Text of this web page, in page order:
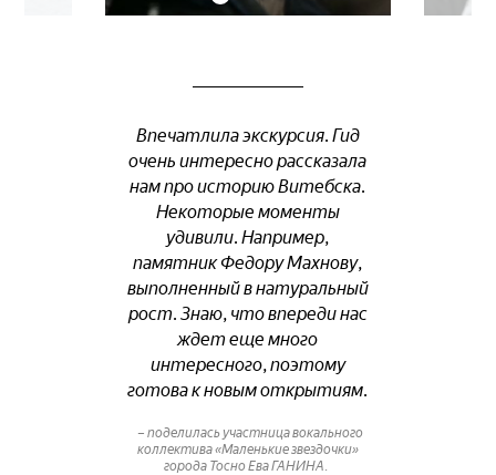
Впечатлила экскурсия. Гид
очень интересно рассказала
нам про историю Витебска.
Некоторые моменты
удивили. Например,
памятник Федору Махнову,
выполненный в натуральный
рост. Знаю, что впереди нас
ждет еще много
интересного, поэтому
готова к новым открытиям.
– поделилась участница вокального
коллектива «Маленькие звездочки»
города Тосно Ева ГАНИНА.